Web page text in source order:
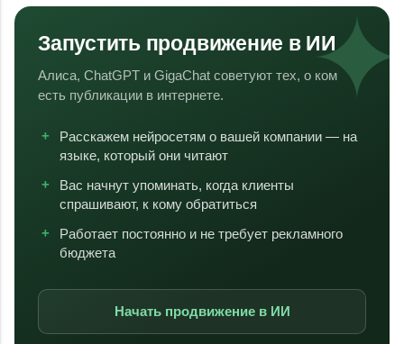
Запустить продвижение в ИИ
Алиса, ChatGPT и GigaChat советуют тех, о ком
есть публикации в интернете.
Расскажем нейросетям о вашей компании — на
языке, который они читают
Вас начнут упоминать, когда клиенты
спрашивают, к кому обратиться
Работает постоянно и не требует рекламного
бюджета
Начать продвижение в ИИ